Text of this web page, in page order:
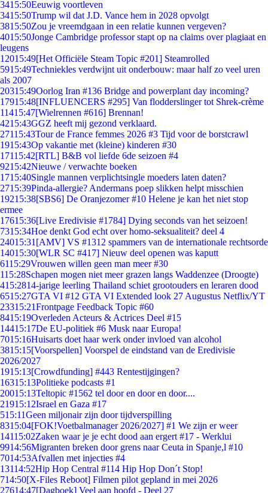
3415:50Eeuwig voortleven
3415:50Trump wil dat J.D. Vance hem in 2028 opvolgt
3815:50Zou je vreemdgaan in een relatie kunnen vergeven?
4015:50Jonge Cambridge professor stapt op na claims over plagiaat en
leugens
12015:49[Het Officiële Steam Topic #201] Steamrolled
5915:49Techniekles verdwijnt uit onderbouw: maar half zo veel uren
als 2007
20315:49Oorlog Iran #136 Bridge and powerplant day incoming?
17915:48[INFLUENCERS #295] Van flodderslinger tot Shrek-crème
11415:47[Wielrennen #616] Brennan!
4215:43GGZ heeft mij gezond verklaard.
27115:43Tour de France femmes 2026 #3 Tijd voor de borstcrawl
1915:43Op vakantie met (kleine) kinderen #30
17115:42[RTL] B&B vol liefde 6de seizoen #4
9215:42Nieuwe / verwachte boeken
1715:40Single mannen verplichtsingle moeders laten daten?
2715:39Pinda-allergie? Andermans poep slikken helpt misschien
19215:38[SBS6] De Oranjezomer #10 Helene je kan het niet stop
ermee
17615:36[Live Eredivisie #1784] Dying seconds van het seizoen!
7315:34Hoe denkt God echt over homo-seksualiteit? deel 4
24015:31 [AMV] VS #1312 spammers van de internationale rechtsorde
14015:30[WLR SC #417] Nieuw deel openen was kaputt
6115:29Vrouwen willen geen man meer #30
115:28Schapen mogen niet meer grazen langs Waddenzee (Droogte)
415:2814-jarige leerling Thailand schiet grootouders en leraren dood
6515:27GTA VI #12 GTA VI Extended look 27 Augustus Netflix/YT
23315:21Frontpage Feedback Topic #60
8415:19Overleden Acteurs & Actrices Deel #15
14415:17De EU-politiek #6 Musk naar Europa!
7015:16Huisarts doet haar werk onder invloed van alcohol
3815:15[Voorspellen] Voorspel de eindstand van de Eredivisie
2026/2027
1915:13[Crowdfunding] #443 Rentestijgingen?
16315:13Politieke podcasts #1
20015:13Teltopic #1562 tel door en door en door....
21915:12Israel en Gaza #17
515:11Geen miljonair zijn door tijdverspilling
8315:04[FOK!Voetbalmanager 2026/2027] #1 We zijn er weer
14115:02Zaken waar je je echt dood aan ergert #17 - Werklui
9914:56Migranten breken door grens naar Ceuta in Spanje,l #10
7014:53Afvallen met injecties #4
13114:52Hip Hop Central #114 Hip Hop Don´t Stop!
714:50[X-Files Reboot] Filmen pilot gepland in mei 2026
27614:47[Dagboek] Veel aan hoofd - Deel 27